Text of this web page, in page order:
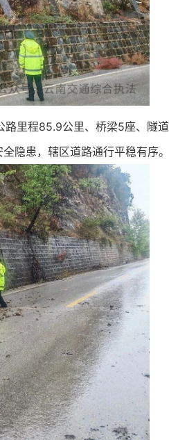
里程85.9公里、桥梁5座、隧
隐患，辖区道路通行平稳有序。